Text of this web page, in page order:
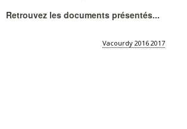
Retrouvez les documents présentés...
Vacourdy 2016 2017